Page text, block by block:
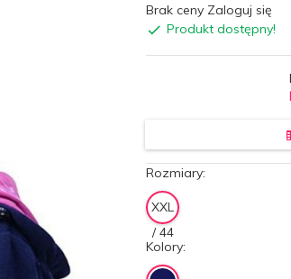
Brak ceny Zaloguj się
Produkt dostępny!
Rozmiary:
XXL
/ 44
Kolory: